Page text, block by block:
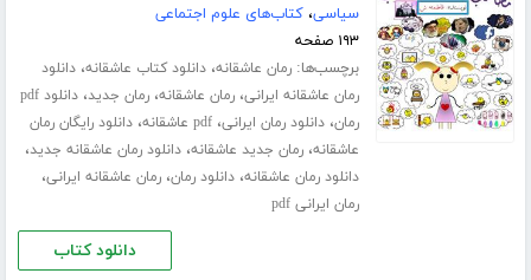
سیاسی،کتاب‌های علوم اجتماعی
۱۹۳ صفحه
برچسب‌ها:رمان عاشقانه،دانلود کتاب عاشقانه،دانلود
رمان عاشقانه ایرانی،رمان عاشقانه،رمان جدید،
دانلود pdf
رمان،دانلود رمان ایرانی،pdf عاشقانه ،دانلود رایگان رمان
عاشقانه،رمان جدید عاشقانه،دانلود رمان عاشقانه جدید،
دانلود رمان عاشقانه،دانلود رمان،رمان عاشقانه ایرانی،
رمان ایرانی pdf
دانلود کتاب